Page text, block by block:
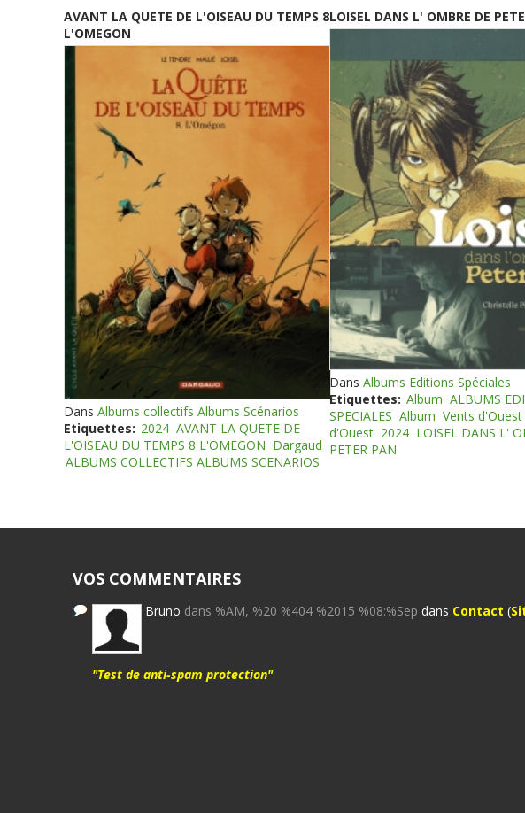
AVANT LA QUETE DE L'OISEAU DU TEMPS 8
L'OMEGON
Dans Albums collectifs Albums Scénarios
Etiquettes: 2024 AVANT LA QUETE DE
L'OISEAU DU TEMPS 8 L'OMEGON Dargaud
ALBUMS COLLECTIFS ALBUMS SCENARIOS
LOISEL DANS L' OMBRE DE
Dans Albums Editions Spéciales
Etiquettes: Album ALBUMS
SPECIALES Album Vents d'Ouest
d'Ouest 2024 LOISEL DANS L'
PETER PAN
VOS COMMENTAIRES
Bruno dans %AM, %20 %404 %2015 %08:%Sep dans Contact (
"Test de anti-spam protection"